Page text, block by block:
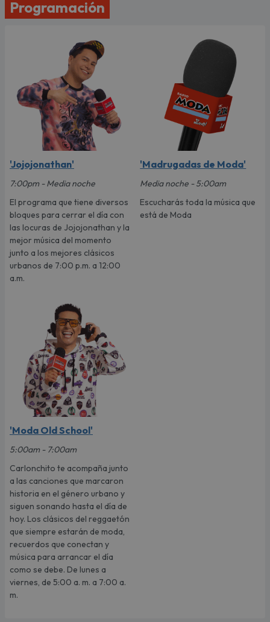
Programación
'Jojojonathan'
7:00pm - Media noche
El programa que tiene diversos
bloques para cerrar el día con
las locuras de Jojojonathan y la
mejor música del momento
junto a los mejores clásicos
urbanos de 7:00 p.m. a 12:00
a.m.
'Madrugadas de Moda'
Media noche - 5:00am
Escucharás toda la música que
está de Moda
'Moda Old School'
5:00am - 7:00am
Carlonchito te acompaña junto
a las canciones que marcaron
historia en el género urbano y
siguen sonando hasta el día de
hoy. Los clásicos del reggaetón
que siempre estarán de moda,
recuerdos que conectan y
música para arrancar el día
como se debe. De lunes a
viernes, de 5:00 a. m. a 7:00 a.
m.